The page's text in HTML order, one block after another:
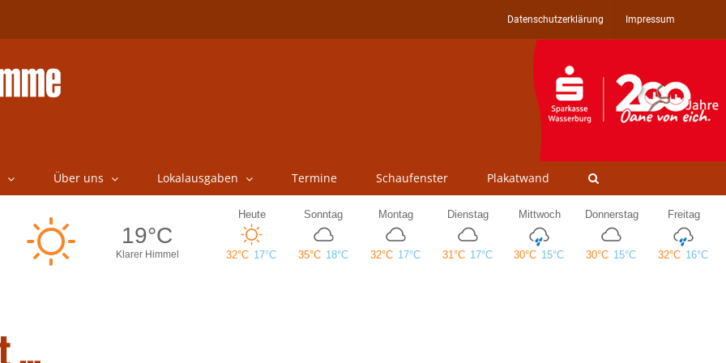
Datenschutzerklärung Impressum
Über uns Lokalausgaben Termine Schaufenster Plakatwand
…